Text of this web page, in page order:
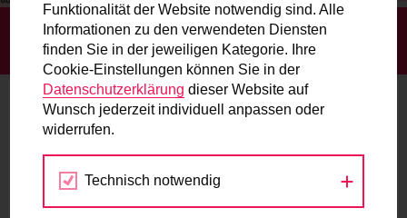
Routenplaner
Mit dem Fahrrad in Wien unterwegs? Hier finden Sie die
beste Route.
Wunschbox
Sie haben ein Anliegen zum Radverkehr? Schreiben Sie
STARTSEITE BLOG
FLORIDSDORF: KLIMA-HIGHWAY
STATT AUTOBAHN
Floridsdorf: Klima-Highway statt
Autobahn
Funktionalität der Website notwendig sind. Alle
Informationen zu den verwendeten Diensten
finden Sie in der jeweiligen Kategorie. Ihre
Cookie-Einstellungen können Sie in der
Datenschutzerklärung dieser Website auf
Wunsch jederzeit individuell anpassen oder
widerrufen.
Technisch notwendig